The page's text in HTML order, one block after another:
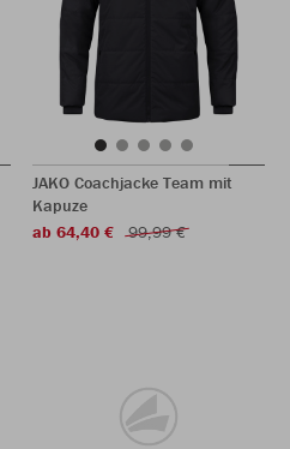
JAKO Coachjacke Team mit
Kapuze
ab 64,40 €
99,99 €